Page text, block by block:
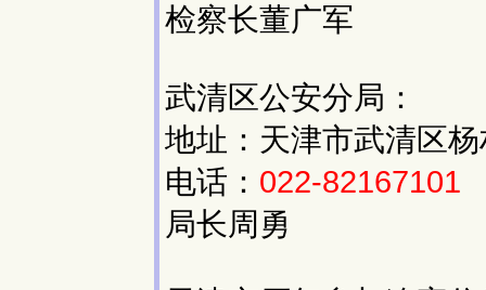
检察长董广军
武清区公安分局：
地址：天津市武清区
电话： 022-82167101
局长周勇